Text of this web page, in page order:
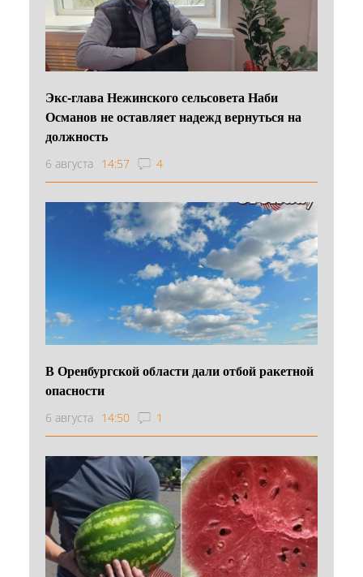
Экс-глава Нежинского сельсовета Наби
Османов не оставляет надежд вернуться на
должность
6 августа 14:57 4
В Оренбургской области дали отбой ракетной
опасности
6 августа 14:50 1